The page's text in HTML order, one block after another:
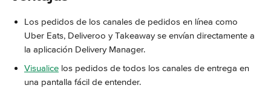
Los pedidos de los canales de pedidos en línea como
Uber Eats, Deliveroo y Takeaway se envían directamente a
la aplicación Delivery Manager.
Visualice los pedidos de todos los canales de entrega en
una pantalla fácil de entender.